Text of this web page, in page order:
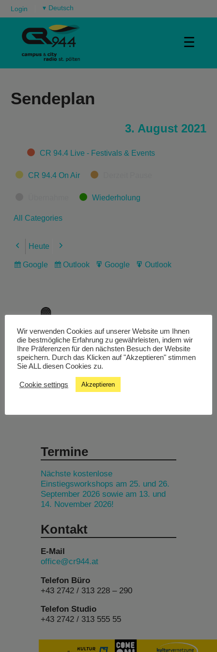
Login ▾
☰
Sendeplan
3. August 2021
CategoriesCR 94.4 Live - Festivals & Events
CR 94.4 On Air
Wiederholung
All Categories
Previous
Heute Next
Subscribe
Google
Subscribe
Outlook
Export
Google
Export
Outlook
Livestream
Studiochat
Termine
Nächste kostenlose
Einstiegsworkshops am 25. und 26.
September 2026 sowie am 13. und
14. November 2026!
Kontakt
E-Mail
office@cr944.at
Telefon Büro
+43 2742 / 313 228 – 290
Telefon Studio
+43 2742 / 313 555 55
Wir verwenden Cookies auf unserer Website um Ihnen
die bestmögliche Erfahrung zu gewährleisten, indem wir
Ihre Präferenzen für den nächsten Besuch der Website
speichern. Durch das Klicken auf "Akzeptieren" stimmen
Sie ALL diesen Cookies zu.
Cookie settings Akzeptieren